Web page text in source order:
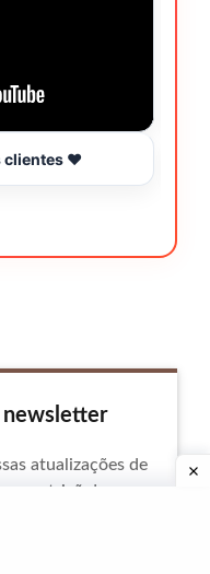
clientes ❤️
newsletter
atualizações de
e nutrição!